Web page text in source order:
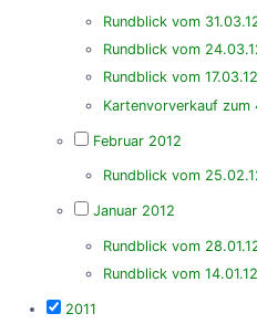
Rundblick vom
Rundblick vom
Rundblick vom
Kartenvorverkauf
Februar 2012
Rundblick vom
Januar 2012
Rundblick vom
Rundblick vom
2011